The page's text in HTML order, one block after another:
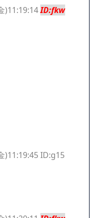
ギュアがヤバすぎるｗ
安い」
るんだけどさ
々なことを言われてき
れません
)11:19:14ID:fkw
)11:19:45 ID:g15